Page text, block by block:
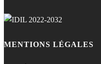
MENTIONS LÉGALES